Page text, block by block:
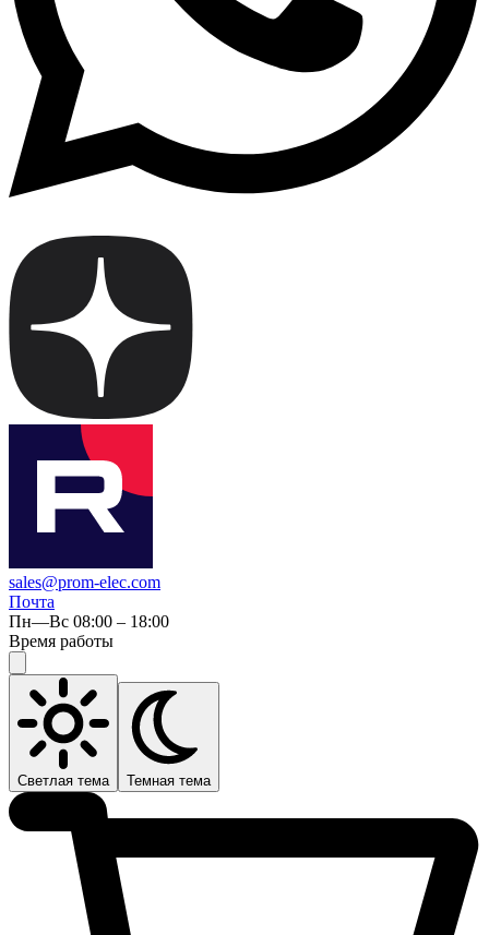
sales@prom-elec.com
Почта
Пн—Вс 08:00 – 18:00
Время работы
Светлая тема Темная тема